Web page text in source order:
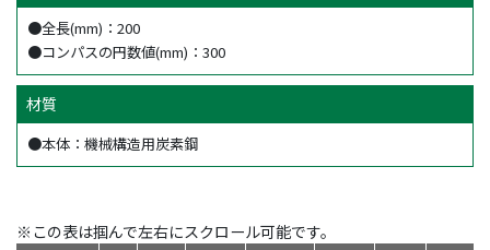
●全長(mm)：200
●コンパスの円数値(mm)：300
材質
●本体：機械構造用炭素鋼
※この表は掴んで左右にスクロール可能です。